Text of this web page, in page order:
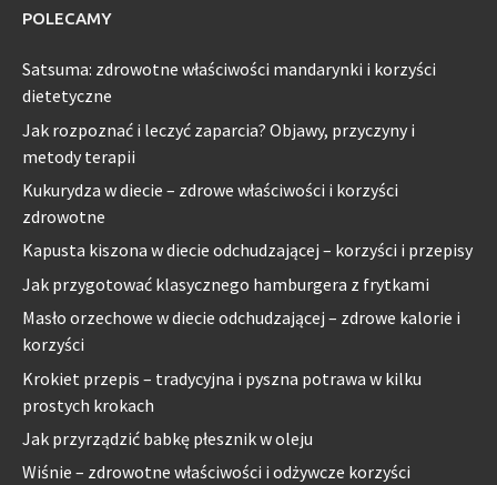
POLECAMY
Satsuma: zdrowotne właściwości mandarynki i korzyści
dietetyczne
Jak rozpoznać i leczyć zaparcia? Objawy, przyczyny i
metody terapii
Kukurydza w diecie – zdrowe właściwości i korzyści
zdrowotne
Kapusta kiszona w diecie odchudzającej – korzyści i przepisy
Jak przygotować klasycznego hamburgera z frytkami
Masło orzechowe w diecie odchudzającej – zdrowe kalorie i
korzyści
Krokiet przepis – tradycyjna i pyszna potrawa w kilku
prostych krokach
Jak przyrządzić babkę płesznik w oleju
Wiśnie – zdrowotne właściwości i odżywcze korzyści